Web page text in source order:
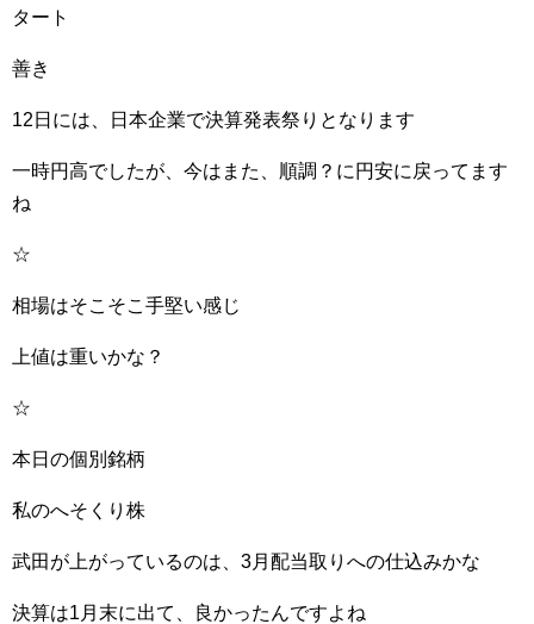
タート
善き
12日には、日本企業で決算発表祭りとなります
一時円高でしたが、今はまた、順調？に円安に戻ってます
ね
☆
相場はそこそこ手堅い感じ
上値は重いかな？
☆
本日の個別銘柄
私のへそくり株
武田が上がっているのは、3月配当取りへの仕込みかな
決算は1月末に出て、良かったんですよね